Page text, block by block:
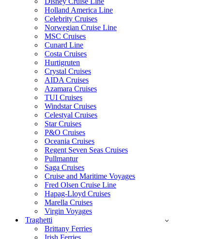
Holland America Line
Celebrity Cruises
Norwegian Cruise Line
MSC Cruises
Cunard Line
Costa Cruises
Hurtigruten
Crystal Cruises
AIDA Cruises
Azamara Cruises
TUI Cruises
Windstar Cruises
Celestyal Cruises
Star Cruises
P&O Cruises
Oceania Cruises
Regent Seven Seas Cruises
Pullmantur
Saga Cruises
Cruise and Maritime Voyages
Fred Olsen Cruise Line
Hapag-Lloyd Cruises
Marella Cruises
Virgin Voyages
Traghetti
Brittany Ferries
Irish Ferries